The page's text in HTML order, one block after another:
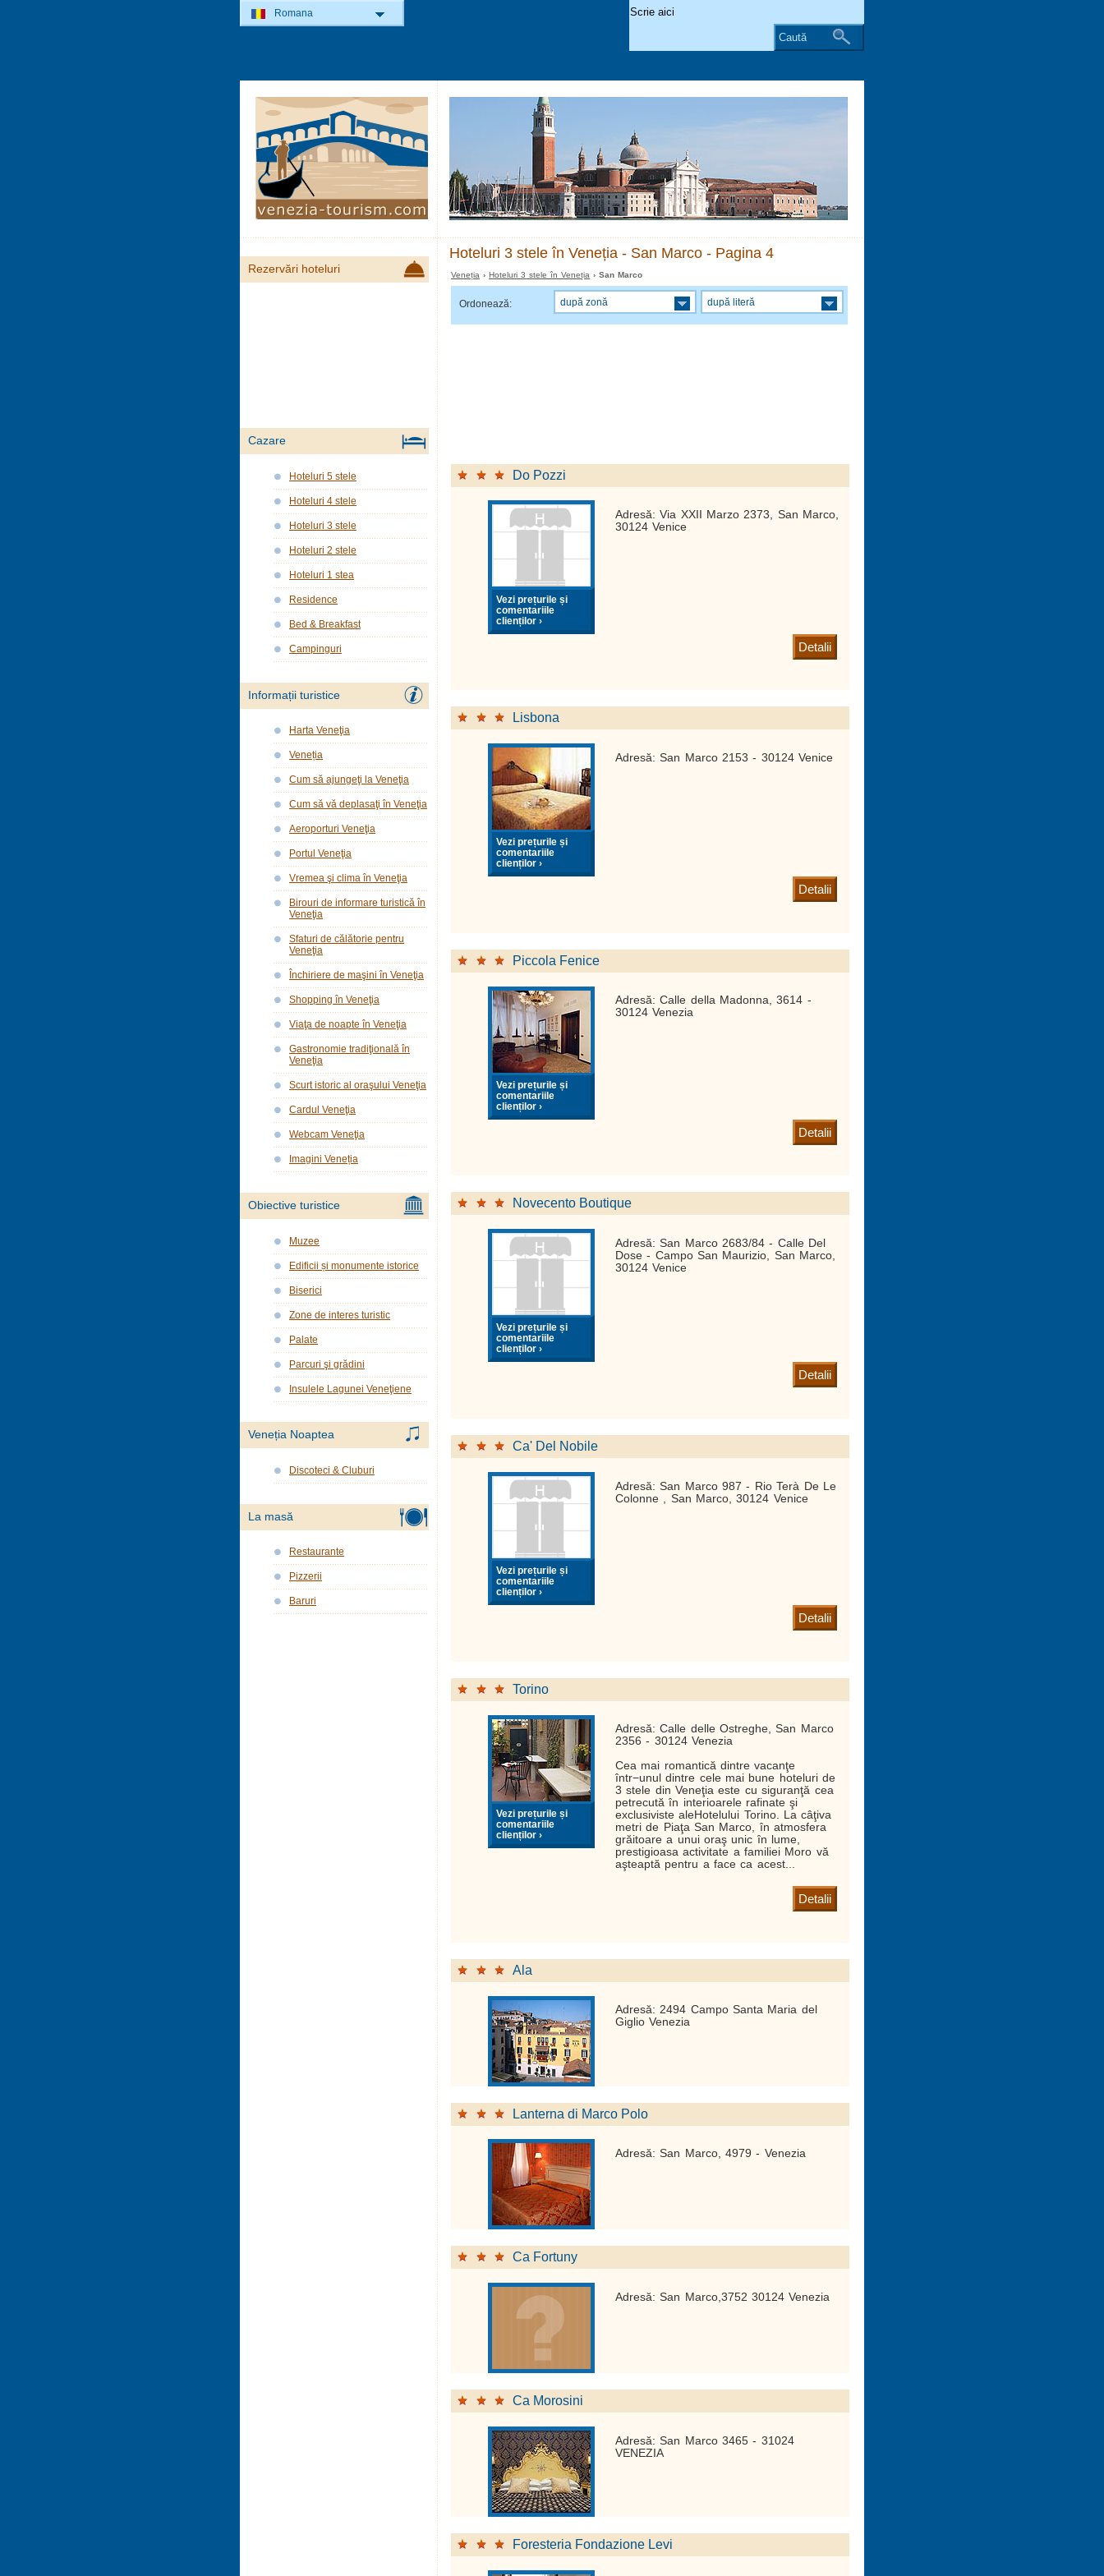
Hoteluri 3 stele în Veneția - San Marco - Pagina 4
Veneția ›Hoteluri 3 stele în Veneția › San Marco
Ordonează: după zonă după literă
Do Pozzi
Vezi prețurile și
comentariile
clienților ›
Adresă: Via XXII Marzo 2373, San Marco,
30124 Venice
Detalii
Lisbona
Vezi prețurile și
comentariile
clienților ›
Adresă: San Marco 2153 - 30124 Venice
Detalii
Piccola Fenice
Vezi prețurile și
comentariile
clienților ›
Adresă: Calle della Madonna, 3614 -
30124 Venezia
Detalii
Novecento Boutique
Vezi prețurile și
comentariile
clienților ›
Adresă: San Marco 2683/84 - Calle Del
Dose - Campo San Maurizio, San Marco,
30124 Venice
Detalii
Ca' Del Nobile
Vezi prețurile și
comentariile
clienților ›
Adresă: San Marco 987 - Rio Terà De Le
Colonne , San Marco, 30124 Venice
Detalii
Torino
Vezi prețurile și
comentariile
clienților ›
Adresă: Calle delle Ostreghe, San Marco
2356 - 30124 Venezia
Cea mai romantică dintre vacanţe
într−unul dintre cele mai bune hoteluri de
3 stele din Veneţia este cu siguranţă cea
petrecută în interioarele rafinate şi
exclusiviste aleHotelului Torino. La câţiva
metri de Piaţa San Marco, în atmosfera
grăitoare a unui oraş unic în lume,
prestigioasa activitate a familiei Moro vă
aşteaptă pentru a face ca acest...
Detalii
Ala
Adresă: 2494 Campo Santa Maria del
Giglio Venezia
Lanterna di Marco Polo
Adresă: San Marco, 4979 - Venezia
Ca Fortuny
Adresă: San Marco,3752 30124 Venezia
Ca Morosini
Adresă: San Marco 3465 - 31024
VENEZIA
Foresteria Fondazione Levi
Rezervări hoteluri
Cazare
Hoteluri 5 stele
Hoteluri 4 stele
Hoteluri 3 stele
Hoteluri 2 stele
Hoteluri 1 stea
Residence
Bed & Breakfast
Campinguri
Informații turistice
Harta Veneţia
Veneția
Cum să ajungeţi la Veneţia
Cum să vă deplasaţi în Veneţia
Aeroporturi Veneţia
Portul Veneţia
Vremea şi clima în Veneţia
Birouri de informare turistică în
Veneţia
Sfaturi de călătorie pentru
Veneţia
Închiriere de maşini în Veneţia
Shopping în Veneţia
Viaţa de noapte în Veneţia
Gastronomie tradiţională în
Veneţia
Scurt istoric al oraşului Veneţia
Cardul Veneţia
Webcam Veneţia
Imagini Veneția
Obiective turistice
Muzee
Edificii și monumente istorice
Biserici
Zone de interes turistic
Palate
Parcuri şi grădini
Insulele Lagunei Veneţiene
Veneția Noaptea
Discoteci & Cluburi
La masă
Restaurante
Pizzerii
Baruri
Romana
Caută